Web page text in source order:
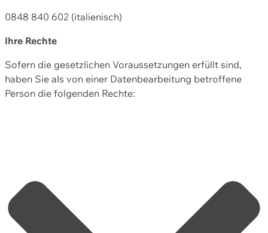
0848 840 602 (italienisch)
Ihre Rechte
Sofern die gesetzlichen Voraussetzungen erfüllt sind,
haben Sie als von einer Datenbearbeitung betroffene
Person die folgenden Rechte: